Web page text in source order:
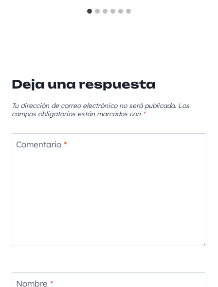
Deja una respuesta
Tu dirección de correo electrónico no será publicada. Los
campos obligatorios están marcados con *
Comentario *
Nombre *